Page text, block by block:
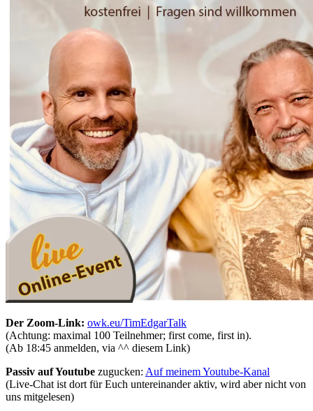
Der Zoom-Link: owk.eu/TimEdgarTalk
(Achtung: maximal 100 Teilnehmer; first come, first in).
(Ab 18:45 anmelden, via ^^ diesem Link)
Passiv auf Youtube zugucken: Auf meinem Youtube-Kanal
(Live-Chat ist dort für Euch untereinander aktiv, wird aber nicht von
uns mitgelesen)